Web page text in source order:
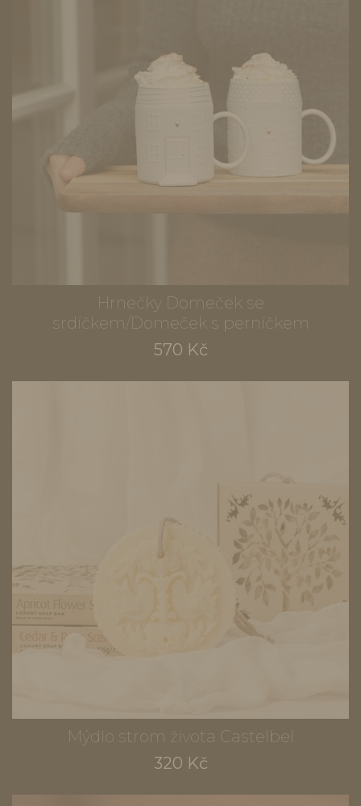
Hrnečky Domeček se
srdíčkem/Domeček s perníčkem
570 Kč
Mýdlo strom života Castelbel
320 Kč